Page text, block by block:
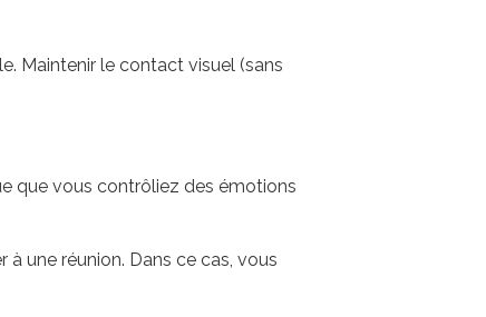
Maintenir le contact visuel (sans
que vous contrôliez des émotions
une réunion. Dans ce cas, vous